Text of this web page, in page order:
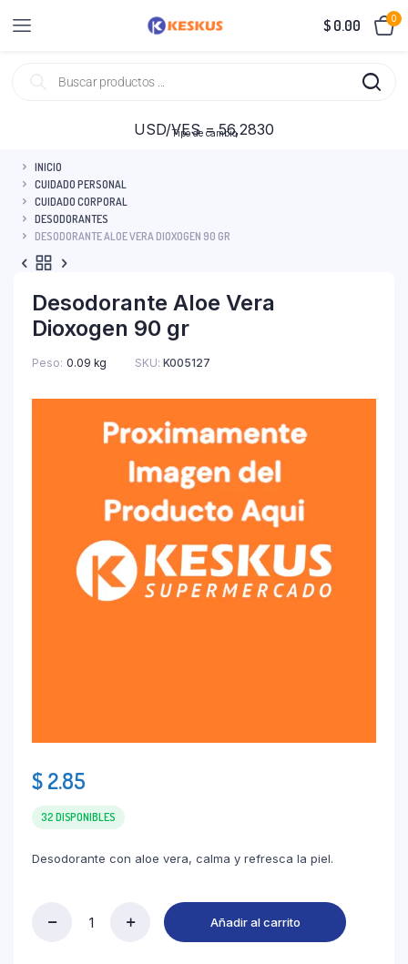
$ 0.00 0
Tipo de cambio
USD/VES = 56,2830
INICIO
CUIDADO PERSONAL
CUIDADO CORPORAL
DESODORANTES
DESODORANTE ALOE VERA DIOXOGEN 90 GR
Desodorante Aloe Vera
Dioxogen 90 gr
Peso 0.09 kg SKU: K005127
$2.85
32 DISPONIBLES
Desodorante con aloe vera, calma y refresca la piel.
Añadir al carrito